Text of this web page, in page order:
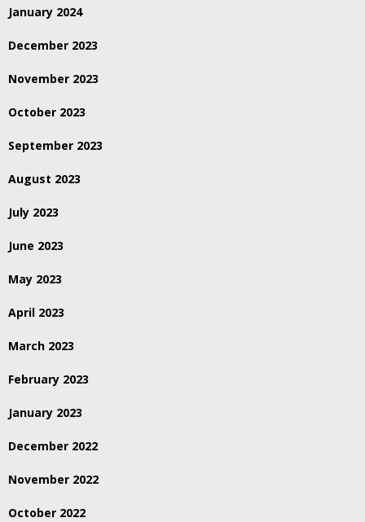
January 2024
December 2023
November 2023
October 2023
September 2023
August 2023
July 2023
June 2023
May 2023
April 2023
March 2023
February 2023
January 2023
December 2022
November 2022
October 2022